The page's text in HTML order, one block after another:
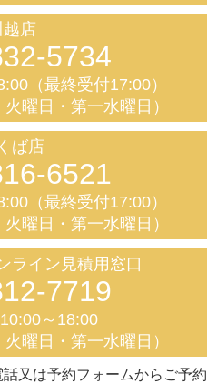
越店
5734
（最終受付17:00）
曜日・第一水曜日）
ば店
6521
（最終受付17:00）
曜日・第一水曜日）
ライン見積用窓口
7719
～18:00
曜日・第一水曜日）
又は予約フォームからご予約